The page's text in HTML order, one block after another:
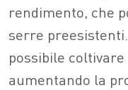
rendimento, che
serre
possibile
aumentando la